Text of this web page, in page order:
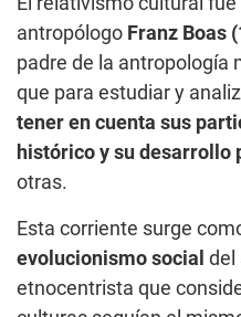
antropólogo Franz Boas
padre de la antropología
que para estudiar y
tener en cuenta sus
histórico y su desarrollo
otras.
Esta corriente surge
evolucionismo social del
etnocentrista que